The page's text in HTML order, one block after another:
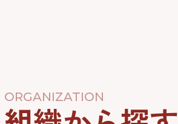
ORGANIZATION